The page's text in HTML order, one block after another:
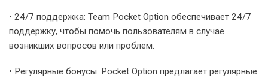
• 24/7 поддержка: Team Pocket Option обеспечивает 24/7
поддержку, чтобы помочь пользователям в случае
возникших вопросов или проблем.
• Регулярные бонусы: Pocket Option предлагает регулярные